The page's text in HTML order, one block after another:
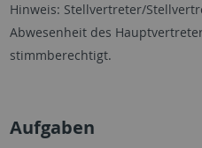
Hinweis: Stellvertreter/
Abwesenheit des
stimmberechtigt.
Aufgaben